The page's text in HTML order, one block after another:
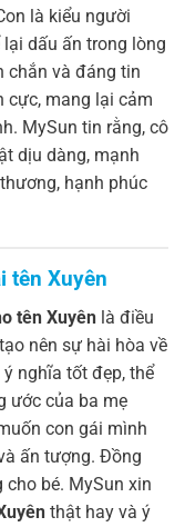
là kiểu người
dấu ấn trong lòng
chắn và đáng tin
cực, mang lại cảm
MySun tin rằng, cô
dịu dàng, mạnh
hạnh phúc
tên Xuyên
tên Xuyên là điều
nên sự hài hòa về
nghĩa tốt đẹp, thể
ước của ba mẹ
con gái mình
ấn tượng. Đồng
bé. MySun xin
thật hay và ý